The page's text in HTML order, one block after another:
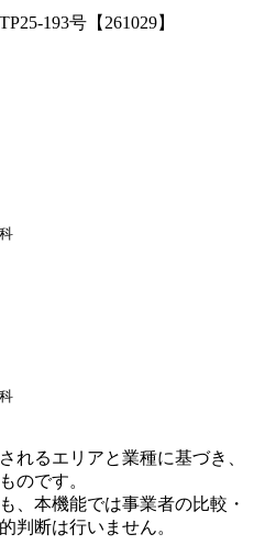
193号【261029】
れるエリアと業種に基づき、
のです。
、本機能では事業者の比較・
判断は行いません。